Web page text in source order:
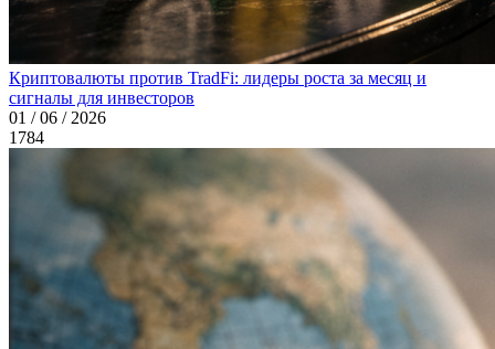
Криптовалюты против TradFi: лидеры роста за месяц и
сигналы для инвесторов
01 / 06 / 2026
1784